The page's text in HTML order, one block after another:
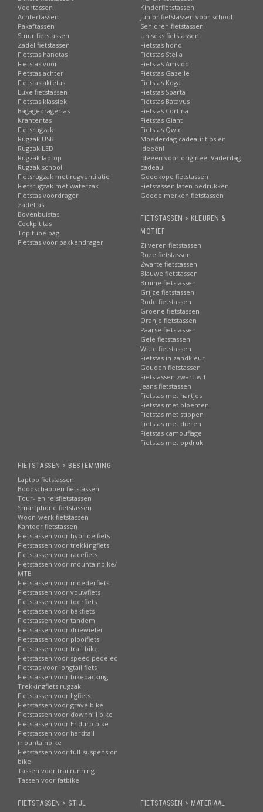
Voortassen
Achtertassen
Pakaftassen
Stuur fietstassen
Zadel fietstassen
Fietstas handtas
Fietstas voor
Fietstas achter
Fietstas aktetas
Luxe fietstassen
Fietstas klassiek
Bagagedragertas
Krantentas
Fietsrugzak
Rugzak USB
Rugzak LED
Rugzak laptop
Rugzak school
Fietsrugzak met rugventilatie
Fietsrugzak met waterzak
Fietstas voordrager
Zadeltas
Bovenbuistas
Cockpit tas
Top tube bag
Fietstas voor pakkendrager
Kinderfietstassen
Junior fietstassen voor school
Senioren fietstassen
Uniseks fietstassen
Fietstas hond
Fietstas Stella
Fietstas Amslod
Fietstas Gazelle
Fietstas Koga
Fietstas Sparta
Fietstas Batavus
Fietstas Cortina
Fietstas Giant
Fietstas Qwic
Moederdag cadeau: tips en
ideeën!
Ideeën voor origineel Vaderdag
cadeau!
Goedkope fietstassen
Fietstassen laten bedrukken
Goede merken fietstassen
FIETSTASSEN > KLEUREN &
MOTIEF
Zilveren fietstassen
Roze fietstassen
Zwarte fietstassen
Blauwe fietstassen
Bruine fietstassen
Grijze fietstassen
Rode fietstassen
Groene fietstassen
Oranje fietstassen
Paarse fietstassen
Gele fietstassen
Witte fietstassen
Fietstas in zandkleur
Gouden fietstassen
Fietstassen zwart-wit
Jeans fietstassen
Fietstas met hartjes
Fietstas met bloemen
Fietstas met stippen
Fietstas met dieren
Fietstas camouflage
Fietstas met opdruk
FIETSTASSEN > BESTEMMING
Laptop fietstassen
Boodschappen fietstassen
Tour- en reisfietstassen
Smartphone fietstassen
Woon-werk fietstassen
Kantoor fietstassen
Fietstassen voor hybride fiets
Fietstassen voor trekkingfiets
Fietstassen voor racefiets
Fietstassen voor mountainbike/
MTB
Fietstassen voor moederfiets
Fietstassen voor vouwfiets
Fietstassen voor toerfiets
Fietstassen voor bakfiets
Fietstassen voor tandem
Fietstassen voor driewieler
Fietstassen voor plooifiets
Fietstassen voor trail bike
Fietstassen voor speed pedelec
Fietstas voor longtail fiets
Fietstassen voor bikepacking
Trekkingfiets rugzak
Fietstassen voor ligfiets
Fietstassen voor gravelbike
Fietstassen voor downhill bike
Fietstassen voor Enduro bike
Fietstassen voor hardtail
mountainbike
Fietstassen voor full-suspension
bike
Tassen voor trailrunning
Tassen voor fatbike
FIETSTASSEN > STIJL FIETSTASSEN > MATERIAAL